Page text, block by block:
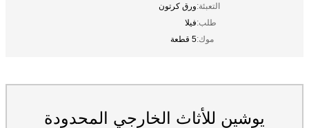
التعبئة:ورق كرتون
طلب:فيلا
موك:5 قطعة
يوشين للأثاث الخارجي المحدودة